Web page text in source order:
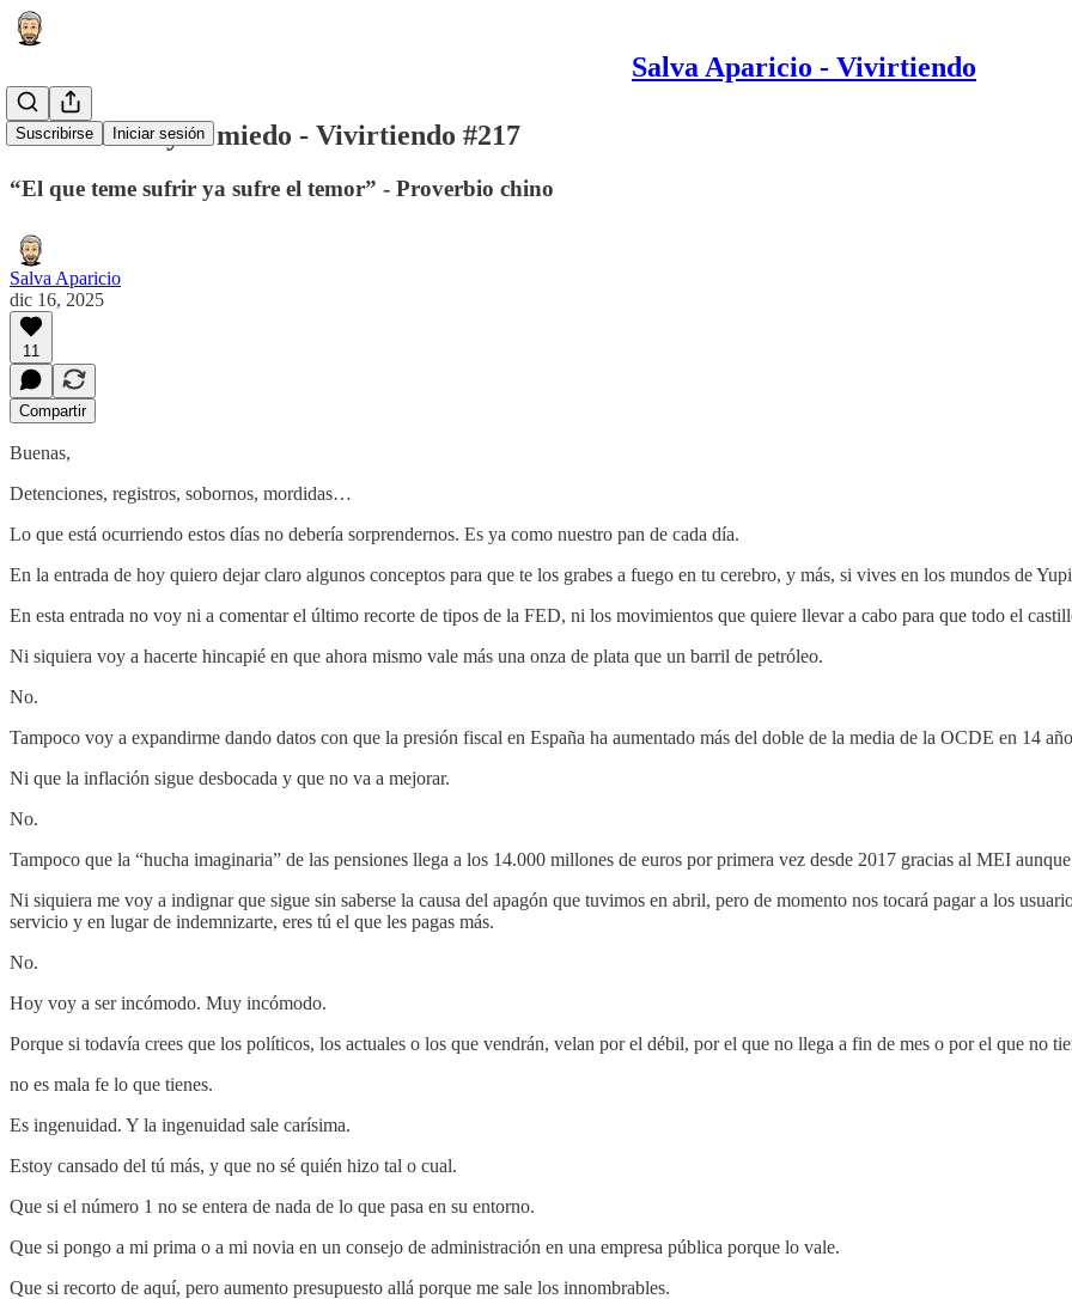
Salva Aparicio - Vivirtiendo
Suscribirse Iniciar sesión
El diamante y el miedo - Vivirtiendo #217
“El que teme sufrir ya sufre el temor” - Proverbio chino
Salva Aparicio
dic 16, 2025
11
Compartir
Buenas,
Detenciones, registros, sobornos, mordidas…
Lo que está ocurriendo estos días no debería sorprendernos. Es ya como nuestro pan de cada día.
En la entrada de hoy quiero dejar claro algunos conceptos para que te los grabes a fuego en tu cerebro, y más, si vives en los mundos de
En esta entrada no voy ni a comentar el último recorte de tipos de la FED, ni los movimientos que quiere llevar a cabo para que todo el
Ni siquiera voy a hacerte hincapié en que ahora mismo vale más una onza de plata que un barril de petróleo.
No.
Tampoco voy a expandirme dando datos con que la presión fiscal en España ha aumentado más del doble de la media de la OCDE en 14
Ni que la inflación sigue desbocada y que no va a mejorar.
No.
Tampoco que la “hucha imaginaria” de las pensiones llega a los 14.000 millones de euros por primera vez desde 2017 gracias al MEI
Ni siquiera me voy a indignar que sigue sin saberse la causa del apagón que tuvimos en abril, pero de momento nos tocará pagar a los
servicio y en lugar de indemnizarte, eres tú el que les pagas más.
No.
Hoy voy a ser incómodo. Muy incómodo.
Porque si todavía crees que los políticos, los actuales o los que vendrán, velan por el débil, por el que no llega a fin de mes o por el que no
no es mala fe lo que tienes.
Es ingenuidad. Y la ingenuidad sale carísima.
Estoy cansado del tú más, y que no sé quién hizo tal o cual.
Que si el número 1 no se entera de nada de lo que pasa en su entorno.
Que si pongo a mi prima o a mi novia en un consejo de administración en una empresa pública porque lo vale.
Que si recorto de aquí, pero aumento presupuesto allá porque me sale los innombrables.